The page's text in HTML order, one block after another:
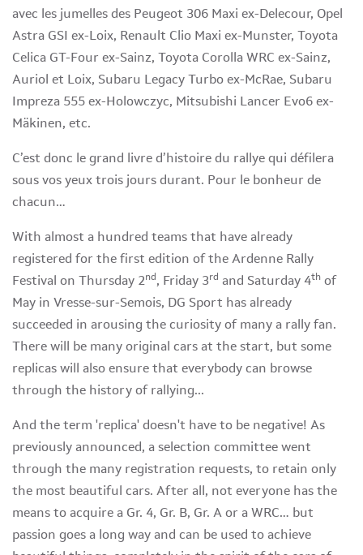
avec les jumelles des Peugeot 306 Maxi ex-Delecour, Opel
Astra GSI ex-Loix, Renault Clio Maxi ex-Munster, Toyota
Celica GT-Four ex-Sainz, Toyota Corolla WRC ex-Sainz,
Auriol et Loix, Subaru Legacy Turbo ex-McRae, Subaru
Impreza 555 ex-Holowczyc, Mitsubishi Lancer Evo6 ex-
Mäkinen, etc.
C’est donc le grand livre d’histoire du rallye qui défilera
sous vos yeux trois jours durant. Pour le bonheur de
chacun…
With almost a hundred teams that have already
registered for the first edition of the Ardenne Rally
Festival on Thursday 2nd, Friday 3rd and Saturday 4th of
May in Vresse-sur-Semois, DG Sport has already
succeeded in arousing the curiosity of many a rally fan.
There will be many original cars at the start, but some
replicas will also ensure that everybody can browse
through the history of rallying...
And the term 'replica' doesn't have to be negative! As
previously announced, a selection committee went
through the many registration requests, to retain only
the most beautiful cars. After all, not everyone has the
means to acquire a Gr. 4, Gr. B, Gr. A or a WRC… but
passion goes a long way and can be used to achieve